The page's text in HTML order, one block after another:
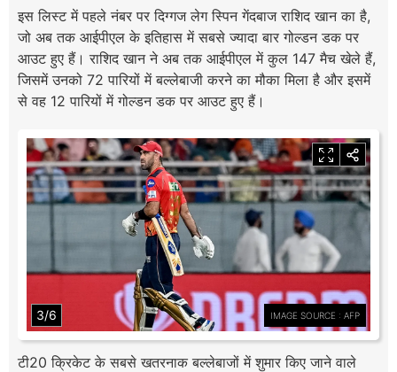
इस लिस्ट में पहले नंबर पर दिग्गज लेग स्पिन गेंदबाज राशिद खान का है,
जो अब तक आईपीएल के इतिहास में सबसे ज्यादा बार गोल्डन डक पर
आउट हुए हैं। राशिद खान ने अब तक आईपीएल में कुल 147 मैच खेले हैं,
जिसमें उनको 72 पारियों में बल्लेबाजी करने का मौका मिला है और इसमें
से वह 12 पारियों में गोल्डन डक पर आउट हुए हैं।
3/6 IMAGE SOURCE : AFP
टी20 क्रिकेट के सबसे खतरनाक बल्लेबाजों में शुमार किए जाने वाले